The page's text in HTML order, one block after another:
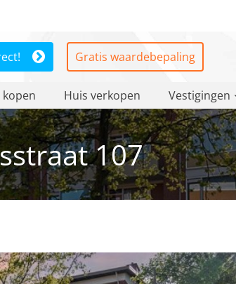
Gratis waardebepaling
Huis verkopen Vestigingen
107